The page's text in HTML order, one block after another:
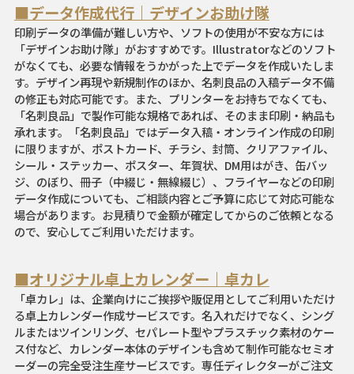
■データ作成代行｜デザインお助け隊
印刷データの準備が難しい方や、ソフトの使用が不安な方には
「デザインお助け隊」がおすすめです。Illustratorなどのソフト
がなくても、必要な情報をうかがった上でデータを作成いたしま
す。デザイン再現や新規制作のほか、名刺良品の入稿データ不備
の修正も対応可能です。また、プリンターをお持ちでなくても、
「名刺良品」で製作可能な規格であれば、そのまま印刷・納品も
承れます。「名刺良品」ではデータ入稿・オンライン作成の印刷
に限りますが、ポストカード、チラシ、封筒、クリアファイル、
シール・ステッカー、ポスター、年賀状、DM用はがき、缶バッ
ジ、のぼり、冊子（中綴じ・無線綴じ）、フライヤーなどの印刷
データ作成についても、ご相談内容とご予算に応じて対応可能な
場合があります。お見積りで金額が確定してからのご依頼となる
ので、安心してご利用いただけます。
■オリジナル卓上カレンダー｜卓カレ
「卓カレ」は、企業向けにご挨拶や販促用としてご利用いただけ
る卓上カレンダー作成サービスです。名入れだけでなく、シング
ルまたはツインリング、セパレート型やプラスチック素材のケー
ス付など、カレンダー本体のデザインも含めて制作可能なセミオ
ーダーの完全受注生産サービスです。専任ディレクターがご注文